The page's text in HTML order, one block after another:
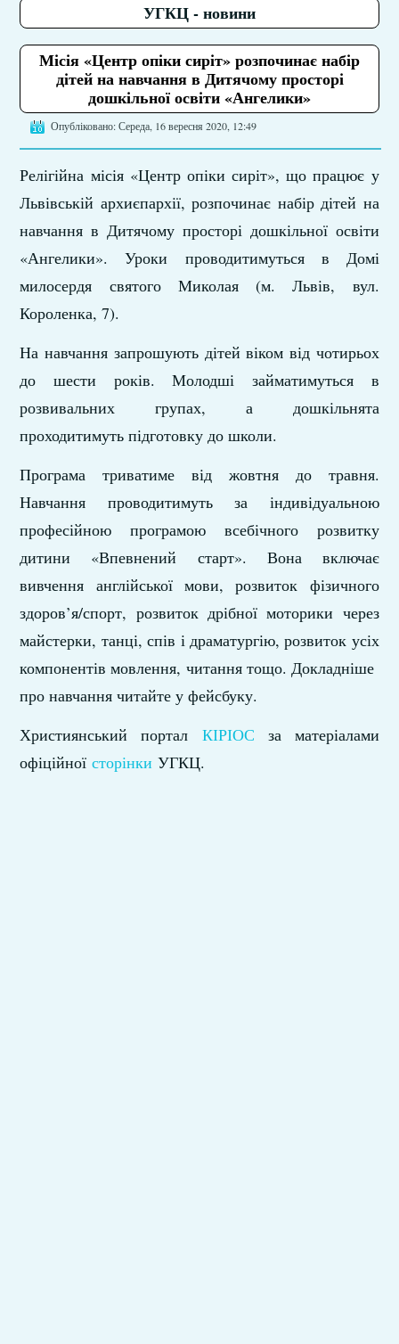
УГКЦ - новини
Місія «Центр опіки сиріт» розпочинає набір
дітей на навчання в Дитячому просторі
дошкільної освіти «Ангелики»
Опубліковано: Середа, 16 вересня 2020, 12:49
Релігійна місія «Центр опіки сиріт», що працює у
Львівській архиєпархії, розпочинає набір дітей на
навчання в Дитячому просторі дошкільної освіти
«Ангелики». Уроки проводитимуться в Домі
милосердя святого Миколая (м. Львів, вул.
Короленка, 7).
На навчання запрошують дітей віком від чотирьох
до шести років. Молодші займатимуться в
розвивальних групах, а дошкільнята
проходитимуть підготовку до школи.
Програма триватиме від жовтня до травня.
Навчання проводитимуть за індивідуальною
професійною програмою всебічного розвитку
дитини «Впевнений старт». Вона включає
вивчення англійської мови, розвиток фізичного
здоров’я/спорт, розвиток дрібної моторики через
майстерки, танці, спів і драматургію, розвиток усіх
компонентів мовлення, читання тощо. Докладніше
про навчання читайте у фейсбуку.
Християнський портал КІРІОС за матеріалами
офіційноїсторінки УГКЦ.